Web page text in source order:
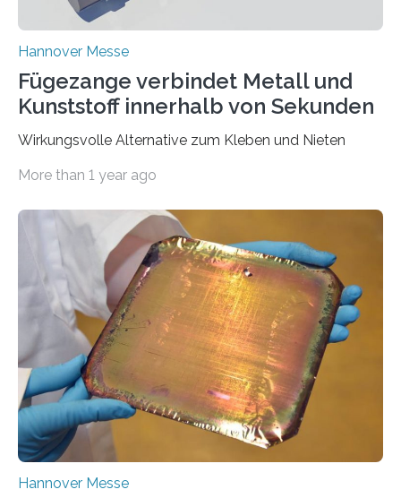
Hannover Messe
Fügezange verbindet Metall und
Kunststoff innerhalb von Sekunden
Wirkungsvolle Alternative zum Kleben und Nieten
More than 1 year ago
Hannover Messe